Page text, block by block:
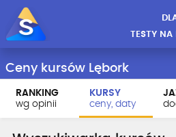
TESTY NA
Ceny kursów Lębork
RANKING
wg opinii
KURSY
ceny, daty